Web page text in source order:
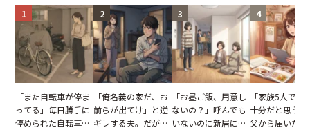
1
「また自転車が停ま
ってる」毎日勝手に
停められた自転車。
2
「俺名義の家だ、お
前らが出てけ」と逆
ギレする夫。だが、
3
「お昼ご飯、用意し
ないの？」呼んでも
いないのに新居にあ
4
「家族5人で3
十分だと思う
父から届いたご